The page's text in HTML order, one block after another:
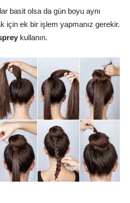
basit olsa da gün boyu aynı
için ek bir işlem yapmanız gerekir.
kullanın.